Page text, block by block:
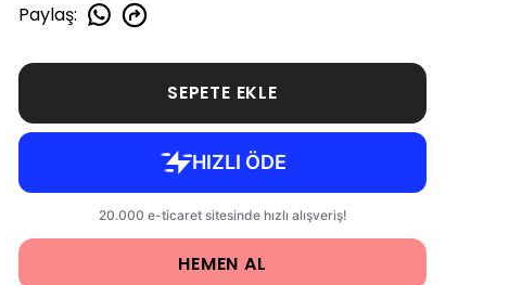
Paylaş:
SEPETE EKLE
HEMEN AL